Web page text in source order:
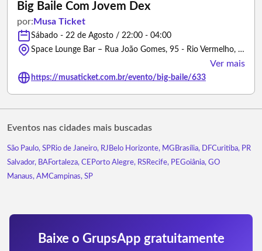
Big Baile Com Jovem Dex
por: Musa Ticket
Sábado - 22 de Agosto / 22:00 - 04:00
Space Lounge Bar – Rua João Gomes, 95 - Rio Vermelho, Salvador - BA, 41950-640 - Salvador/Bahia
Ver mais
https://musaticket.com.br/evento/big-baile/633
Eventos nas cidades mais buscadas
São Paulo, SPRio de Janeiro, RJ Belo Horizonte, MG Brasília, DFCuritiba, PR
Salvador, BAFortaleza, CE Porto Alegre, RSRecife, PEGoiânia, GO
Manaus, AMCampinas, SP
Baixe o GrupsApp gratuitamente